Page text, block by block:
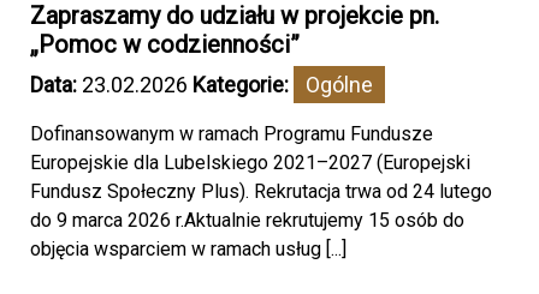
Zapraszamy do udziału w projekcie pn.
„Pomoc w codzienności”
Data: 23.02.2026 Kategorie: Ogólne
Dofinansowanym w ramach Programu Fundusze
Europejskie dla Lubelskiego 2021–2027 (Europejski
Fundusz Społeczny Plus). Rekrutacja trwa od 24 lutego
do 9 marca 2026 r.Aktualnie rekrutujemy 15 osób do
objęcia wsparciem w ramach usług [...]